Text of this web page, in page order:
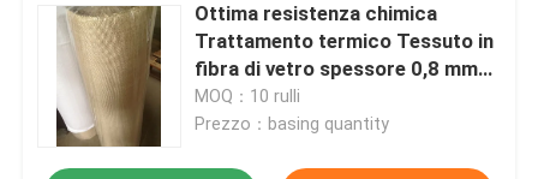
Ottima resistenza chimica
Trattamento termico Tessuto in
fibra di vetro spessore 0,8 mm
per soluzioni di imballaggio
flessibili
MOQ：10 rulli
Prezzo：basing quantity